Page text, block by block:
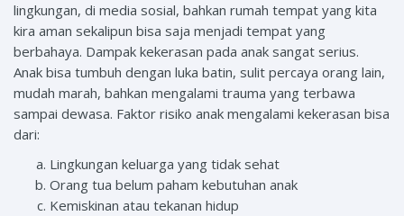
lingkungan, di media sosial, bahkan rumah tempat yang kita
kira aman sekalipun bisa saja menjadi tempat yang
berbahaya. Dampak kekerasan pada anak sangat serius.
Anak bisa tumbuh dengan luka batin, sulit percaya orang lain,
mudah marah, bahkan mengalami trauma yang terbawa
sampai dewasa. Faktor risiko anak mengalami kekerasan bisa
dari:
Lingkungan keluarga yang tidak sehat
Orang tua belum paham kebutuhan anak
Kemiskinan atau tekanan hidup